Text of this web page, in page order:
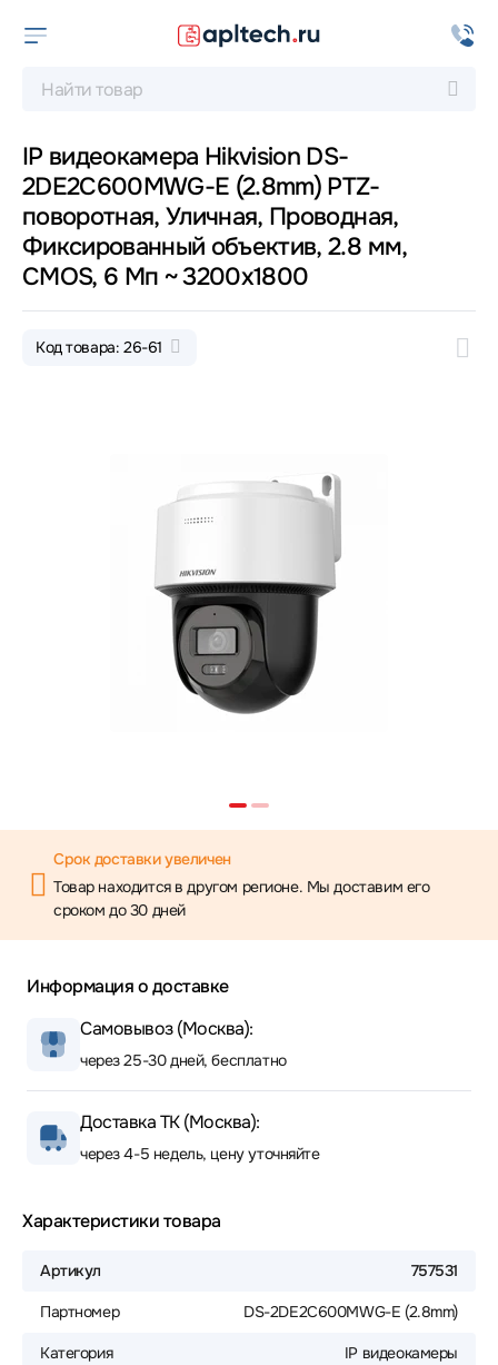
IP видеокамера Hikvision DS-
2DE2C600MWG-E (2.8mm) PTZ-
поворотная, Уличная, Проводная,
Фиксированный объектив, 2.8 мм,
CMOS, 6 Мп ~ 3200x1800
Код товара: 26-61
Срок доставки увеличен
Товар находится в другом регионе. Мы доставим его
сроком до 30 дней
Информация о доставке
Самовывоз (Москва):
через 25-30 дней, бесплатно
Доставка ТК (Москва):
через 4-5 недель, цену уточняйте
Характеристики товара
Артикул 757531
Партномер DS-2DE2C600MWG-E (2.8mm)
Категория IP видеокамеры